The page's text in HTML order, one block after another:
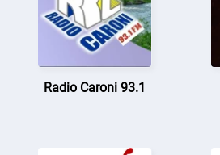
Radio Caroni 93.1